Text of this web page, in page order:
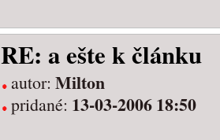
RE: a ešte k článku
autor: Milton
pridané: 13-03-2006 18:50